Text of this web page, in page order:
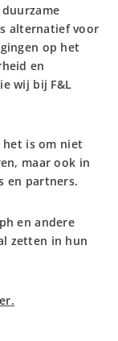
alternatief voor
op het
en
wij bij F&L
is om niet
maar ook in
en partners.
en andere
zetten in hun